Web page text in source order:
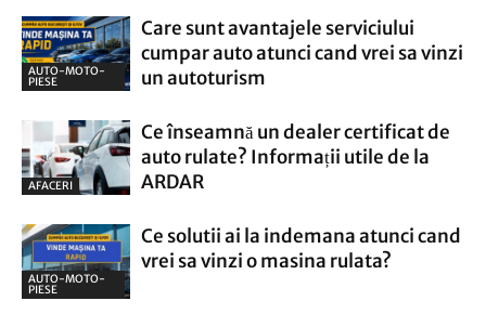
AUTO-MOTO-
PIESE
Care sunt avantajele serviciului
cumpar auto atunci cand vrei sa vinzi
un autoturism
AFACERI
Ce înseamnă un dealer certificat de
auto rulate? Informații utile de la
ARDAR
AUTO-MOTO-
PIESE
Ce solutii ai la indemana atunci cand
vrei sa vinzi o masina rulata?